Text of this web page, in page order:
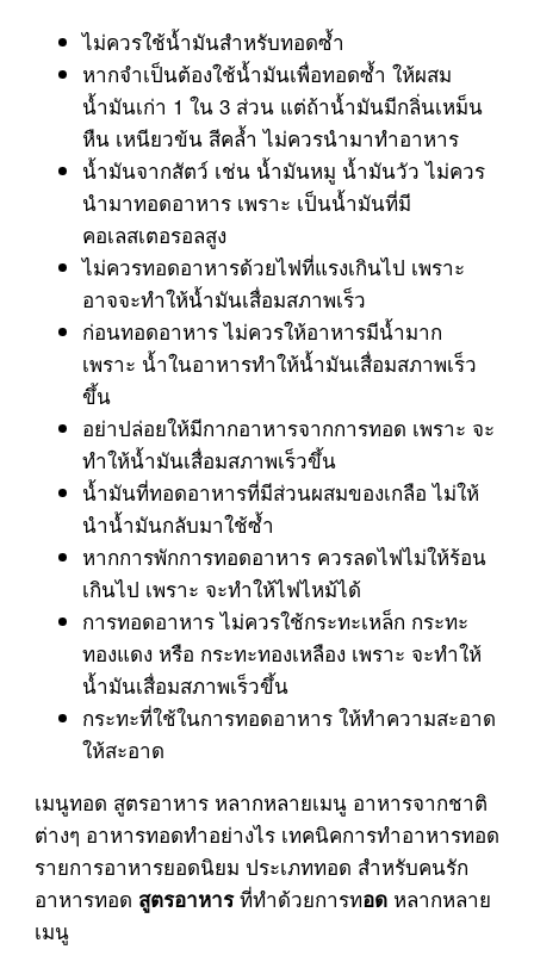
ไม่ควรใช้น้ำมันสำหรับทอดซ้ำ
หากจำเป็นต้องใช้น้ำมันเพื่อทอดซ้ำ ให้ผสม
น้ำมันเก่า 1 ใน 3 ส่วน แต่ถ้าน้ำมันมีกลิ่นเหม็น
หืน เหนียวข้น สีคล้ำ ไม่ควรนำมาทำอาหาร
น้ำมันจากสัตว์ เช่น น้ำมันหมู น้ำมันวัว ไม่ควร
นำมาทอดอาหาร เพราะ เป็นน้ำมันที่มี
คอเลสเตอรอลสูง
ไม่ควรทอดอาหารด้วยไฟที่แรงเกินไป เพราะ
อาจจะทำให้น้ำมันเสื่อมสภาพเร็ว
ก่อนทอดอาหาร ไม่ควรให้อาหารมีน้ำมาก
เพราะ น้ำในอาหารทำให้น้ำมันเสื่อมสภาพเร็ว
ขึ้น
อย่าปล่อยให้มีกากอาหารจากการทอด เพราะ จะ
ทำให้น้ำมันเสื่อมสภาพเร็วขึ้น
น้ำมันที่ทอดอาหารที่มีส่วนผสมของเกลือ ไม่ให้
นำน้ำมันกลับมาใช้ซ้ำ
หากการพักการทอดอาหาร ควรลดไฟไม่ให้ร้อน
เกินไป เพราะ จะทำให้ไฟไหม้ได้
การทอดอาหาร ไม่ควรใช้กระทะเหล็ก กระทะ
ทองแดง หรือ กระทะทองเหลือง เพราะ จะทำให้
น้ำมันเสื่อมสภาพเร็วขึ้น
กระทะที่ใช้ในการทอดอาหาร ให้ทำความสะอาด
ให้สะอาด
เมนูทอด สูตรอาหาร หลากหลายเมนู อาหารจากชาติ
ต่างๆ อาหารทอดทำอย่างไร เทคนิคการทำอาหารทอด
รายการอาหารยอดนิยม ประเภททอด สำหรับคนรัก
อาหารทอด สูตรอาหารที่ทำด้วยการทอดหลากหลาย
เมนู